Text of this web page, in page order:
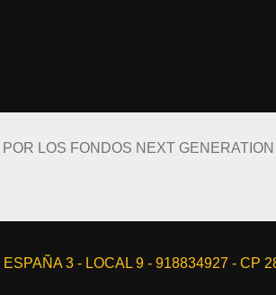
LOS FONDOS NEXT
3 - LOCAL 9 - 918834927 - CP